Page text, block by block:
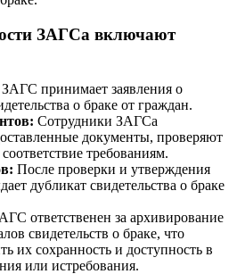
ЗАГСа включают
ЗАГС принимает заявления о
о браке от граждан.
Сотрудники ЗАГСа
документы, проверяют
требованиям.
После проверки и утверждения
дубликат свидетельства о браке
ответственен за архивирование
свидетельств о браке, что
их сохранность и доступность в
или истребования.